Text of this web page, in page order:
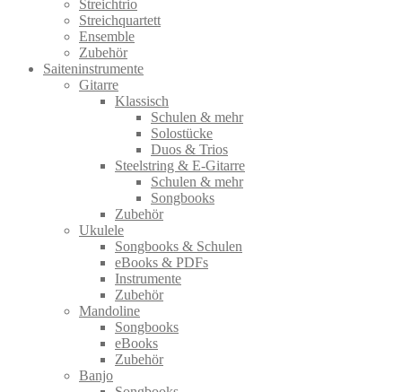
Streichtrio
Streichquartett
Ensemble
Zubehör
Saiteninstrumente
Gitarre
Klassisch
Schulen & mehr
Solostücke
Duos & Trios
Steelstring & E-Gitarre
Schulen & mehr
Songbooks
Zubehör
Ukulele
Songbooks & Schulen
eBooks & PDFs
Instrumente
Zubehör
Mandoline
Songbooks
eBooks
Zubehör
Banjo